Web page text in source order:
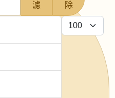
濾
除
每頁顯示條數